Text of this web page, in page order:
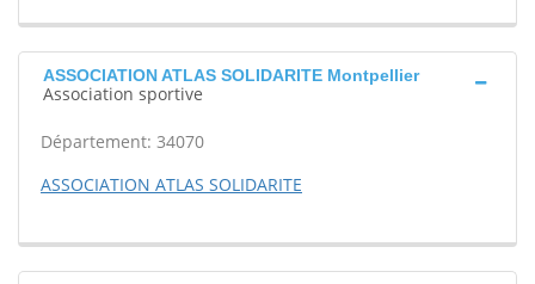
ASSOCIATION ATLAS SOLIDARITE Montpellier
Association sportive
Département: 34070
ASSOCIATION ATLAS SOLIDARITE